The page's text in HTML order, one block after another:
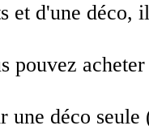
et d'une déco,
acheter
déco seule